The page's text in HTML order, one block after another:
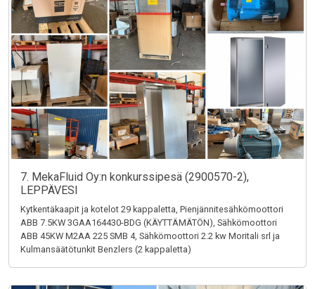
7. MekaFluid Oy:n konkurssipesä (2900570-2),
LEPPÄVESI
Kytkentäkaapit ja kotelot 29 kappaletta, Pienjännitesähkömoottori
ABB 7.5KW 3GAA164430-BDG (KÄYTTÄMÄTÖN), Sähkömoottori
ABB 45KW M2AA 225 SMB 4, Sähkömoottori 2.2 kw Moritali srl ja
Kulmansäätötunkit Benzlers (2 kappaletta)